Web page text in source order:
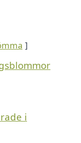
i